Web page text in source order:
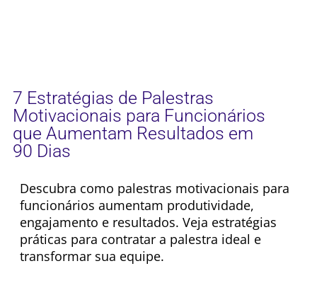
7 Estratégias de Palestras
Motivacionais para Funcionários
que Aumentam Resultados em
90 Dias
Descubra como palestras motivacionais para
funcionários aumentam produtividade,
engajamento e resultados. Veja estratégias
práticas para contratar a palestra ideal e
transformar sua equipe.